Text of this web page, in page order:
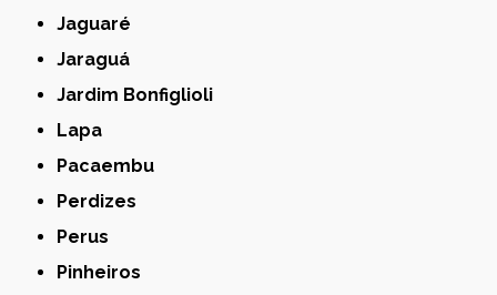
Jaguaré
Jaraguá
Jardim Bonfiglioli
Lapa
Pacaembu
Perdizes
Perus
Pinheiros